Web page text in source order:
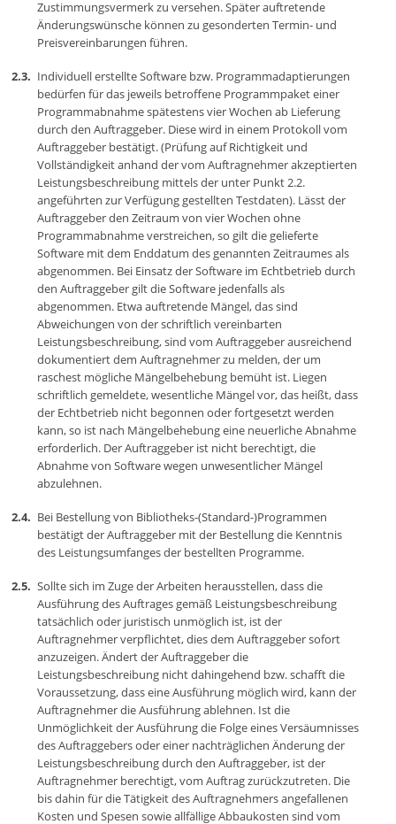
Zustimmungsvermerk zu versehen. Später auftretende
Änderungswünsche können zu gesonderten Termin- und
Preisvereinbarungen führen.
Individuell erstellte Software bzw. Programmadaptierungen
bedürfen für das jeweils betroffene Programmpaket einer
Programmabnahme spätestens vier Wochen ab Lieferung
durch den Auftraggeber. Diese wird in einem Protokoll vom
Auftraggeber bestätigt. (Prüfung auf Richtigkeit und
Vollständigkeit anhand der vom Auftragnehmer akzeptierten
Leistungsbeschreibung mittels der unter Punkt 2.2.
angeführten zur Verfügung gestellten Testdaten). Lässt der
Auftraggeber den Zeitraum von vier Wochen ohne
Programmabnahme verstreichen, so gilt die gelieferte
Software mit dem Enddatum des genannten Zeitraumes als
abgenommen. Bei Einsatz der Software im Echtbetrieb durch
den Auftraggeber gilt die Software jedenfalls als
abgenommen. Etwa auftretende Mängel, das sind
Abweichungen von der schriftlich vereinbarten
Leistungsbeschreibung, sind vom Auftraggeber ausreichend
dokumentiert dem Auftragnehmer zu melden, der um
raschest mögliche Mängelbehebung bemüht ist. Liegen
schriftlich gemeldete, wesentliche Mängel vor, das heißt, dass
der Echtbetrieb nicht begonnen oder fortgesetzt werden
kann, so ist nach Mängelbehebung eine neuerliche Abnahme
erforderlich. Der Auftraggeber ist nicht berechtigt, die
Abnahme von Software wegen unwesentlicher Mängel
abzulehnen.
Bei Bestellung von Bibliotheks-(Standard-)Programmen
bestätigt der Auftraggeber mit der Bestellung die Kenntnis
des Leistungsumfanges der bestellten Programme.
Sollte sich im Zuge der Arbeiten herausstellen, dass die
Ausführung des Auftrages gemäß Leistungsbeschreibung
tatsächlich oder juristisch unmöglich ist, ist der
Auftragnehmer verpflichtet, dies dem Auftraggeber sofort
anzuzeigen. Ändert der Auftraggeber die
Leistungsbeschreibung nicht dahingehend bzw. schafft die
Voraussetzung, dass eine Ausführung möglich wird, kann der
Auftragnehmer die Ausführung ablehnen. Ist die
Unmöglichkeit der Ausführung die Folge eines Versäumnisses
des Auftraggebers oder einer nachträglichen Änderung der
Leistungsbeschreibung durch den Auftraggeber, ist der
Auftragnehmer berechtigt, vom Auftrag zurückzutreten. Die
bis dahin für die Tätigkeit des Auftragnehmers angefallenen
Kosten und Spesen sowie allfällige Abbaukosten sind vom